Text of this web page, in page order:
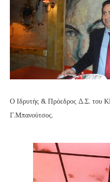
Ο Ιδρυτής & Πρόεδρος Δ.Σ. του
Γ.Μπανούτσος.